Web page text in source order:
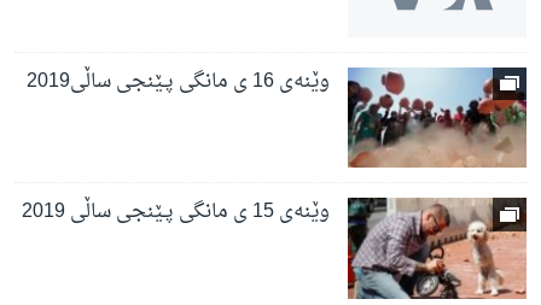
وێنەی 16 ی مانگی پـێنجی ساڵی2019
وێنەی 15 ی مانگی پـێنجی ساڵی 2019